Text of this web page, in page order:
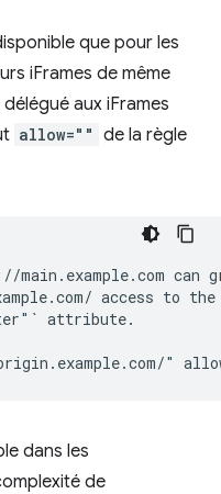
que pour les
iFrames de même
aux iFrames
allow="" de la règle
main.example.com can
access to
attribute.
dans les
de